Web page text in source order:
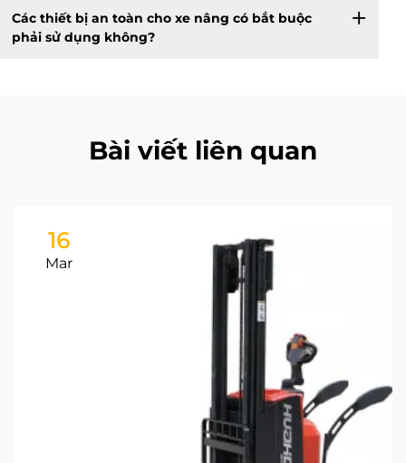
Các thiết bị an toàn cho xe nâng có bắt buộc
phải sử dụng không?
Bài viết liên quan
16
Mar